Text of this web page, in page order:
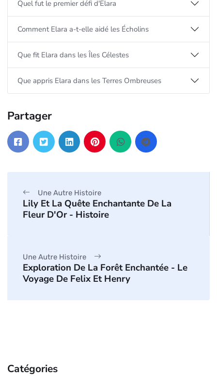
Quel fut le premier défi d'Elara
Comment Elara a-t-elle aidé les Écholins
Que fit Elara dans les Îles Célestes
Que appris Elara dans les Terres Ombreuses
Partager
Une Autre Histoire
Lily Et La Quête Enchantante De La
Fleur D'Or - Histoire
Une Autre Histoire
Exploration De La Forêt Enchantée - Le
Voyage De Felix Et Henry
Catégories